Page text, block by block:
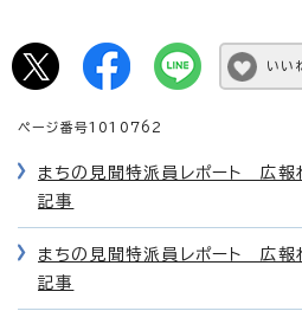
いい
ページ番号1010762
まちの見聞特派員レポート 広
記事
まちの見聞特派員レポート 広
記事